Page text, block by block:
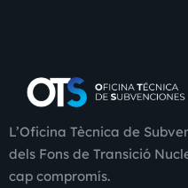
L’Oficina Tècnica de
dels Fons de Transició
cap compromís.